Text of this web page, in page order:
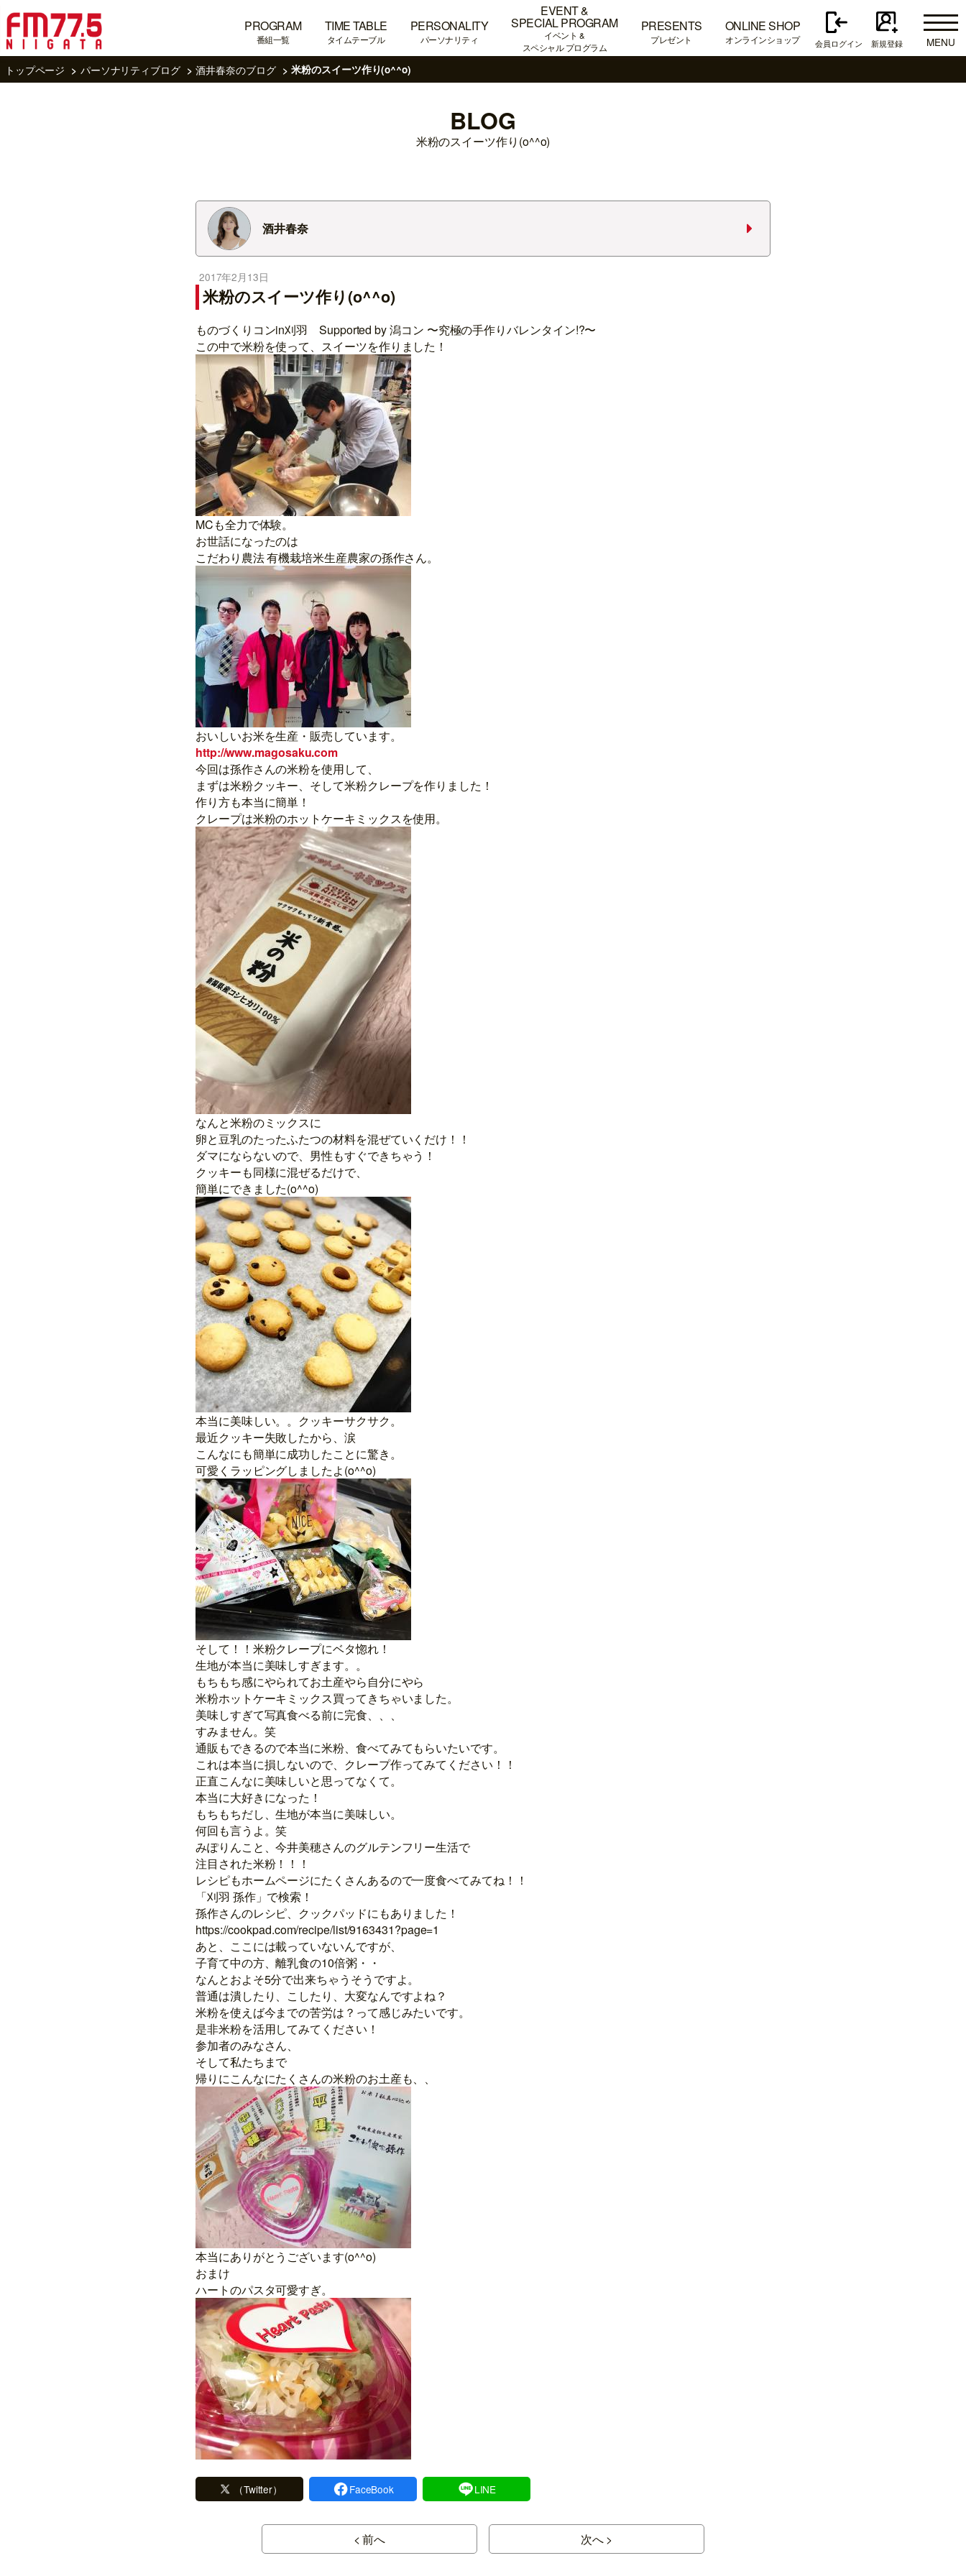
PROGRAM
番組一覧
TIME TABLE
タイムテーブル
PERSONALITY
パーソナリティ
EVENT &
SPECIAL PROGRAM
イベント &
スペシャル プログラム
PRESENTS
プレゼント
ONLINE SHOP
オンラインショップ 会員ログイン 新規登録
MENU
トップページ
パーソナリティブログ 酒井春奈のブログ 米粉のスイーツ作り(o^^o)
BLOG
米粉のスイーツ作り(o^^o)
酒井春奈
2017年2月13日
米粉のスイーツ作り(o^^o)
ものづくりコンin刈羽 Supported by 潟コン 〜究極の手作りバレンタイン!?〜
この中で米粉を使って、スイーツを作りました！
MCも全力で体験。
お世話になったのは
こだわり農法 有機栽培米生産農家の孫作さん。
おいしいお米を生産・販売しています。
http://www.magosaku.com
今回は孫作さんの米粉を使用して、
まずは米粉クッキー、そして米粉クレープを作りました！
作り方も本当に簡単！
クレープは米粉のホットケーキミックスを使用。
なんと米粉のミックスに
卵と豆乳のたったふたつの材料を混ぜていくだけ！！
ダマにならないので、男性もすぐできちゃう！
クッキーも同様に混ぜるだけで、
簡単にできました(o^^o)
本当に美味しい。。クッキーサクサク。
最近クッキー失敗したから、涙
こんなにも簡単に成功したことに驚き。
可愛くラッピングしましたよ(o^^o)
そして！！米粉クレープにベタ惚れ！
生地が本当に美味しすぎます。。
もちもち感にやられてお土産やら自分にやら
米粉ホットケーキミックス買ってきちゃいました。
美味しすぎて写真食べる前に完食、、、
すみません。笑
通販もできるので本当に米粉、食べてみてもらいたいです。
これは本当に損しないので、クレープ作ってみてください！！
正直こんなに美味しいと思ってなくて。
本当に大好きになった！
もちもちだし、生地が本当に美味しい。
何回も言うよ。笑
みぽりんこと、今井美穂さんのグルテンフリー生活で
注目された米粉！！！
レシピもホームページにたくさんあるので一度食べてみてね！！
「刈羽 孫作」で検索！
孫作さんのレシピ、クックパッドにもありました！
https://cookpad.com/recipe/list/9163431?page=1
あと、ここには載っていないんですが、
子育て中の方、離乳食の10倍粥・・
なんとおよそ5分で出来ちゃうそうですよ。
普通は潰したり、こしたり、大変なんですよね？
米粉を使えば今までの苦労は？って感じみたいです。
是非米粉を活用してみてください！
参加者のみなさん、
そして私たちまで
帰りにこんなにたくさんの米粉のお土産も、、
本当にありがとうございます(o^^o)
おまけ
ハートのパスタ可愛すぎ。
（Twitter） FaceBook LINE
< 前へ 次へ >